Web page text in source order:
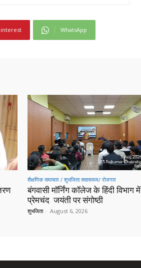
WhatsApp
शैक्षणिक समाचार / शुभजिता क्सासरूम/ रोजगार
बंगवासी मॉर्निंग कॉलेज के हिंदी विभाग में
प्रेमचंद जयंती पर संगोष्ठी
शुभजिता - August 6, 2026